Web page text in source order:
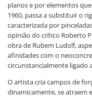
planos e por elementos
1960, passa a substituir o
caracterizada por
opinião do crítico Roberto
obra de Rubem Ludolf,
afinidades com o
circunstancialmente ligado
O artista cria campos de
dinamicamente, se atraem